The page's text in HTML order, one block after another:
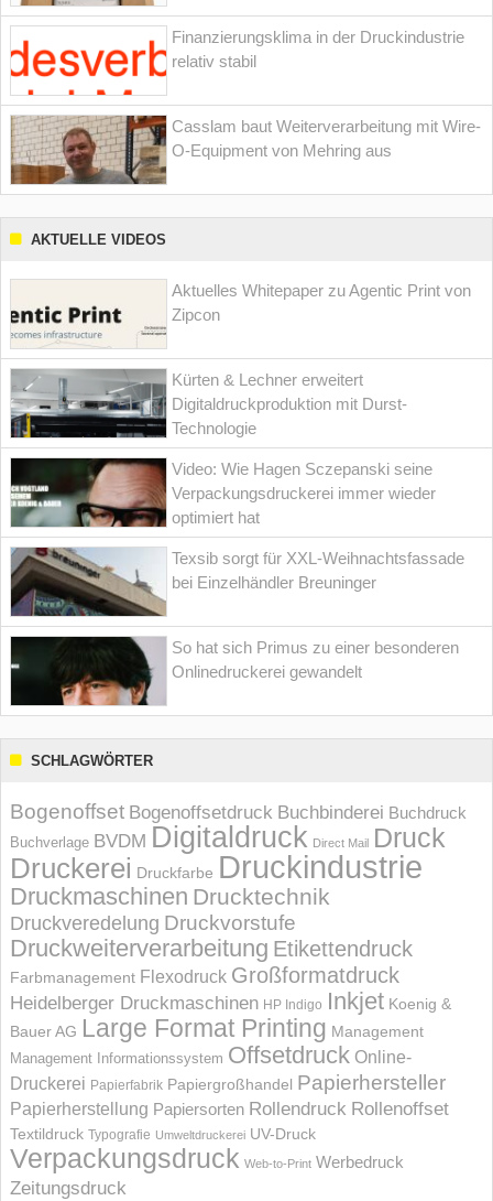
Finanzierungsklima in der Druckindustrie
relativ stabil
Casslam baut Weiterverarbeitung mit Wire-
O-Equipment von Mehring aus
AKTUELLE VIDEOS
Aktuelles Whitepaper zu Agentic Print von
Zipcon
Kürten & Lechner erweitert
Digitaldruckproduktion mit Durst-
Technologie
Video: Wie Hagen Sczepanski seine
Verpackungsdruckerei immer wieder
optimiert hat
Texsib sorgt für XXL-Weihnachtsfassade
bei Einzelhändler Breuninger
So hat sich Primus zu einer besonderen
Onlinedruckerei gewandelt
SCHLAGWÖRTER
Bogenoffset Bogenoffsetdruck Buchbinderei Buchdruck
Buchverlage BVDM Digitaldruck Direct Mail Druck
Druckerei Druckfarbe Druckindustrie
Druckmaschinen Drucktechnik
Druckveredelung Druckvorstufe
Druckweiterverarbeitung Etikettendruck
Farbmanagement Flexodruck Großformatdruck
Heidelberger Druckmaschinen HP Indigo Inkjet Koenig &
Bauer AG Large Format Printing Management
Management Informations­system Offsetdruck Online-
Druckerei Papierfabrik Papiergroßhandel Papierhersteller
Papierherstellung Papiersorten Rollendruck Rollenoffset
Textildruck Typografie Umweltdruckerei UV-Druck
Verpackungsdruck Web-to-Print Werbedruck
Zeitungsdruck